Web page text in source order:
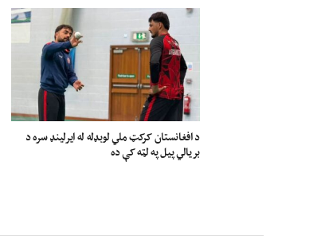
د افغانستان کرکټ ملي لوبډله له ایرلینډ سره د
بریالي پیل په لټه کې ده